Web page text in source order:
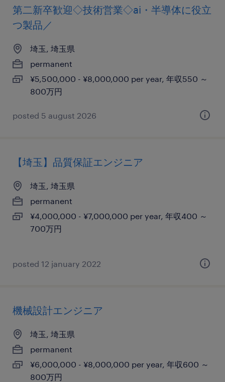
第二新卒歓迎◇技術営業◇ai・半導体に役立
つ製品／
埼玉, 埼玉県
permanent
¥5,500,000 - ¥8,000,000 per year, 年収550 ～
800万円
posted 5 august 2026
【埼玉】品質保証エンジニア
埼玉, 埼玉県
permanent
¥4,000,000 - ¥7,000,000 per year, 年収400 ～
700万円
posted 12 january 2022
機械設計エンジニア
埼玉, 埼玉県
permanent
¥6,000,000 - ¥8,000,000 per year, 年収600 ～
800万円